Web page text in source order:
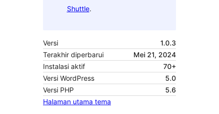
Shuttle.
Versi
1.0.3
Terakhir diperbarui
Mei 21, 2024
Instalasi aktif
70+
Versi WordPress
5.0
Versi PHP
5.6
Halaman utama tema